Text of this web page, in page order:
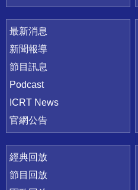
最新消息
新聞報導
節目訊息
Podcast
ICRT News
官網公告
經典回放
節目回放